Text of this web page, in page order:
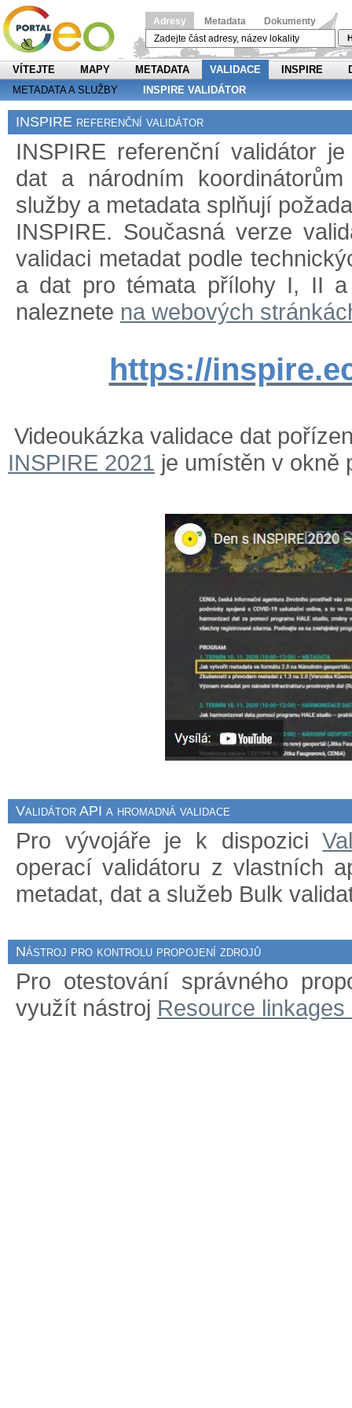
Adresy Metadata Dokumenty
VÍTEJTE MAPY METADATA VALIDACE INSPIRE
METADATA A SLUŽBY
INSPIRE VALIDÁTOR
INSPIRE referenční validátor
INSPIRE referenční validátor
dat a národním
služby a metadata splňují
INSPIRE. Současná verze
validaci metadat podle
a dat pro témata přílohy I, II a
naleznete na webových
https://
Videoukázka validace dat
INSPIRE 2021 je umístěn v okně
Validátor API a hromadná validace
Pro vývojáře je k dispozici
operací validátoru z vlastních
metadat, dat a služeb Bulk
Nástroj pro kontrolu propojení zdrojů
Pro otestování správného
využít nástroj Resource